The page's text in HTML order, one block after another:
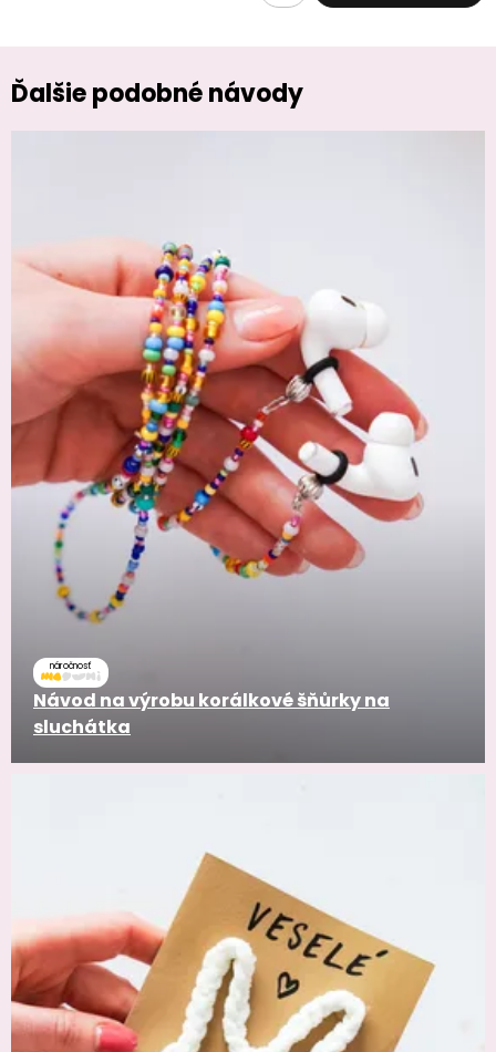
Ďalšie podobné návody
náročnosť
Návod na výrobu korálkové šňůrky na
sluchátka